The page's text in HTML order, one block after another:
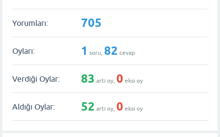
Yorumları: 705
Oyları: 1 soru, 82 cevap
Verdiği Oylar: 83 artı oy, 0 eksi oy
Aldığı Oylar: 52 artı oy, 0 eksi oy